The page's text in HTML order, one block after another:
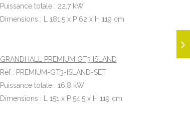
Puissance totale : 22,7 kW
Dimensions : L 181,5 x P 62 x H 119 cm
GRANDHALL PREMIUM GT3 ISLAND
Ref : PREMIUM-GT3-ISLAND-SET
Puissance totale : 16,8 kW
Dimensions : L 151 x P 54,5 x H 119 cm